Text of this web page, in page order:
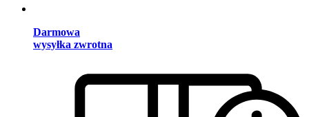
Darmowa
wysyłka zwrotna